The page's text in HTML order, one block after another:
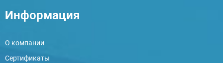
Информация
О компании
Сертификаты